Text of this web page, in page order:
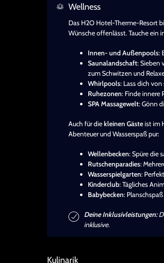
Wellness
Das H2O Hotel-Therme-Resort
Wünsche offenlässt. Tauche ein
Innen- und Außenpools:
Saunalandschaft: Sieben
zum Schwitzen und
Whirlpools: Lass dich
Ruhezonen: Finde innere
SPA Massagewelt: Gönn
Auch für diekleinen Gästeist im
Abenteuer und Wasserspaß pur:
Wellenbecken: Spüre die
Rutschenparadies:
Wasserspielgarten:
Kinderclub: Tägliches
Babybecken:
Deine Inklusivleistungen:
inklusive.
Kulinarik